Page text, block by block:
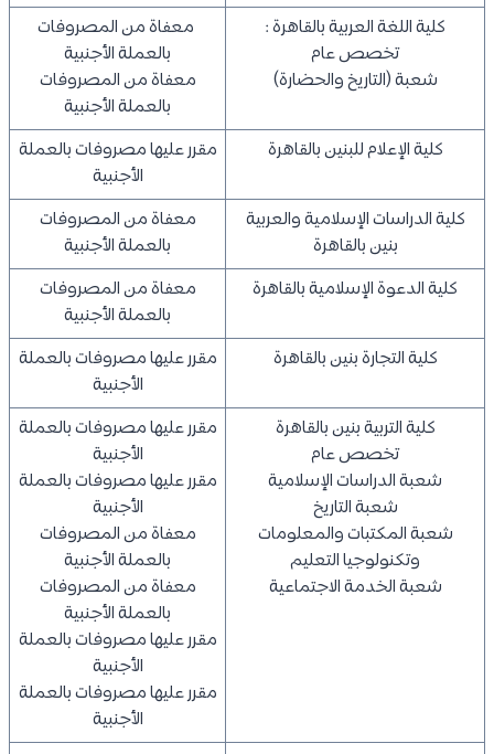
كلية اللغة العربية بالقاهرة :
تخصص عام
شعبة (التاريخ والحضارة)
معفاة من المصروفات
بالعملة الأجنبية
معفاة من المصروفات
بالعملة الأجنبية
كلية الإعلام للبنين بالقاهرة
مقرر عليها مصروفات بالعملة
الأجنبية
كلية الدراسات الإسلامية والعربية
بنين بالقاهرة
معفاة من المصروفات
بالعملة الأجنبية
كلية الدعوة الإسلامية بالقاهرة
معفاة من المصروفات
بالعملة الأجنبية
كلية التجارة بنين بالقاهرة
مقرر عليها مصروفات بالعملة
الأجنبية
كلية التربية بنين بالقاهرة
تخصص عام
شعبة الدراسات الإسلامية
شعبة التاريخ
شعبة المكتبات والمعلومات
وتكنولوجيا التعليم
شعبة الخدمة الاجتماعية
مقرر عليها مصروفات بالعملة
الأجنبية
مقرر عليها مصروفات بالعملة
الأجنبية
معفاة من المصروفات
بالعملة الأجنبية
معفاة من المصروفات
بالعملة الأجنبية
مقرر عليها مصروفات بالعملة
الأجنبية
مقرر عليها مصروفات بالعملة
الأجنبية